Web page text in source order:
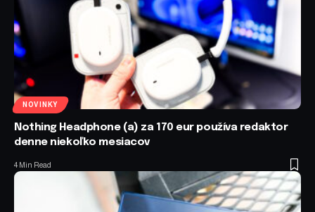
NOVINKY
Nothing Headphone (a) za 170 eur používa redaktor
denne niekoľko mesiacov
4 Min Read